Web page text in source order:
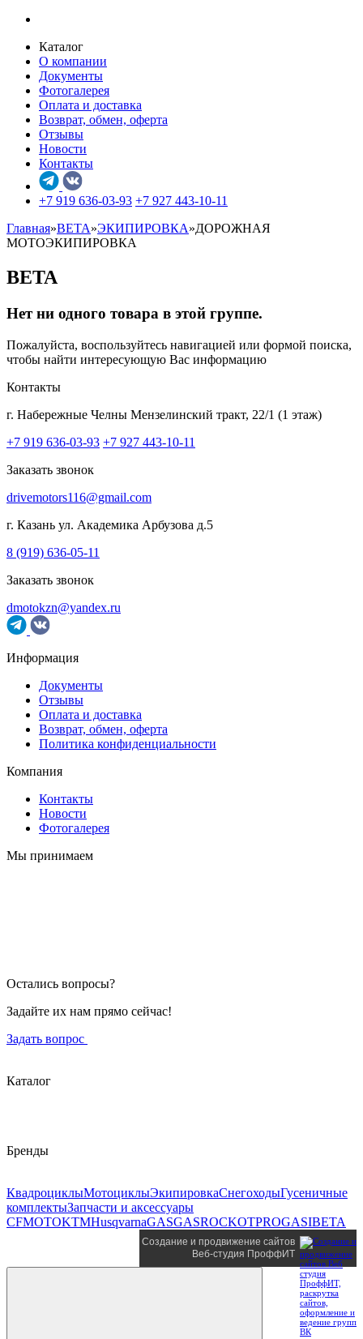
Каталог
О компании
Документы
Фотогалерея
Оплата и доставка
Возврат, обмен, оферта
Отзывы
Новости
Контакты
+7 919 636-03-93 +7 927 443-10-11
Главная»BETA»ЭКИПИРОВКА»ДОРОЖНАЯ
МОТОЭКИПИРОВКА
BETA
Нет ни одного товара в этой группе.
Пожалуйста, воспользуйтесь навигацией или формой поиска,
чтобы найти интересующую Вас информацию
Контакты
г. Набережные Челны Мензелинский тракт, 22/1 (1 этаж)
+7 919 636-03-93 +7 927 443-10-11
Заказать звонок
drivemotors116@gmail.com
г. Казань ул. Академика Арбузова д.5
8 (919) 636-05-11
Заказать звонок
dmotokzn@yandex.ru
Информация
Документы
Отзывы
Оплата и доставка
Возврат, обмен, оферта
Политика конфиденциальности
Компания
Контакты
Новости
Фотогалерея
Мы принимаем
Остались вопросы?
Задайте их нам прямо сейчас!
Задать вопрос
Каталог
Бренды
КвадроциклыМотоциклыЭкипировкаСнегоходыГусеничные
комплектыЗапчасти и аксессуары
CFMOTOKTMHusqvarnaGASGASROCKOTPROGASIBETA
Создание и продвижение сайтов
Веб-студия ПроффИТ